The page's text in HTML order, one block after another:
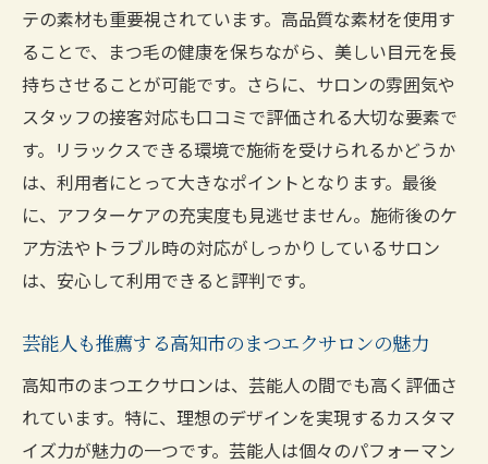
テの素材も重要視されています。高品質な素材を使用す
ることで、まつ毛の健康を保ちながら、美しい目元を長
持ちさせることが可能です。さらに、サロンの雰囲気や
スタッフの接客対応も口コミで評価される大切な要素で
す。リラックスできる環境で施術を受けられるかどうか
は、利用者にとって大きなポイントとなります。最後
に、アフターケアの充実度も見逃せません。施術後のケ
ア方法やトラブル時の対応がしっかりしているサロン
は、安心して利用できると評判です。
芸能人も推薦する高知市のまつエクサロンの魅力
高知市のまつエクサロンは、芸能人の間でも高く評価さ
れています。特に、理想のデザインを実現するカスタマ
イズ力が魅力の一つです。芸能人は個々のパフォーマン